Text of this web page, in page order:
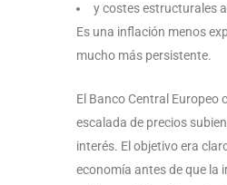
y costes estructurales
Es una inflación menos
mucho más persistente.
El Banco Central Europeo
escalada de precios
interés. El objetivo era
economía antes de que la